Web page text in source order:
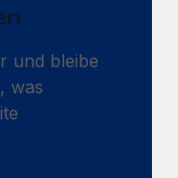
und bleibe
was